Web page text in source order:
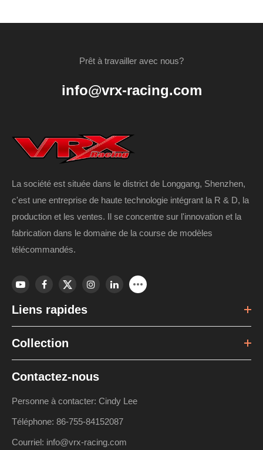
Prêt à travailler avec nous?
info@vrx-racing.com
La société est située dans le district de Longgang, Shenzhen,
c'est une entreprise de haute technologie intégrant la R & D, la
production et les ventes. Il se concentre sur l'innovation et la
fabrication dans le domaine de la course de modèles
télécommandés.
Liens rapides
Collection
Contactez-nous
Personne à contacter: Cindy Lee
Téléphone: 86-755-84152087
Courriel: info@vrx-racing.com